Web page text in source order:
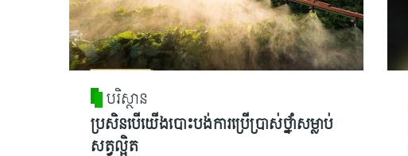
បរិស្ថាន
ប្រសិនបើយើងបោះបង់ការប្រើប្រាស់ថ្នាំសម្លាប់
សត្វល្អិត